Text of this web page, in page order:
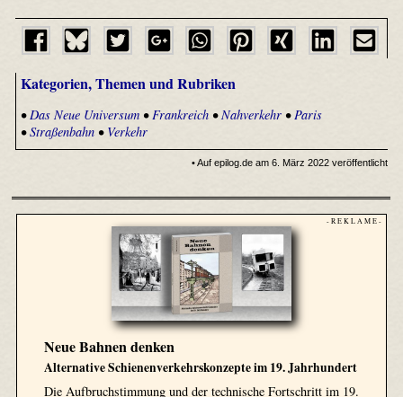
Kategorien, Themen und Rubriken
•Das Neue Universum•Frankreich•Nahverkehr•Paris
•Straßenbahn• Verkehr
• Auf epilog.de am 6. März 2022 veröffentlicht
- R E K L A M E -
Neue Bahnen denken
Alternative Schienenverkehrskonzepte im 19. Jahrhundert
Die Aufbruchstimmung und der technische Fortschritt im 19.